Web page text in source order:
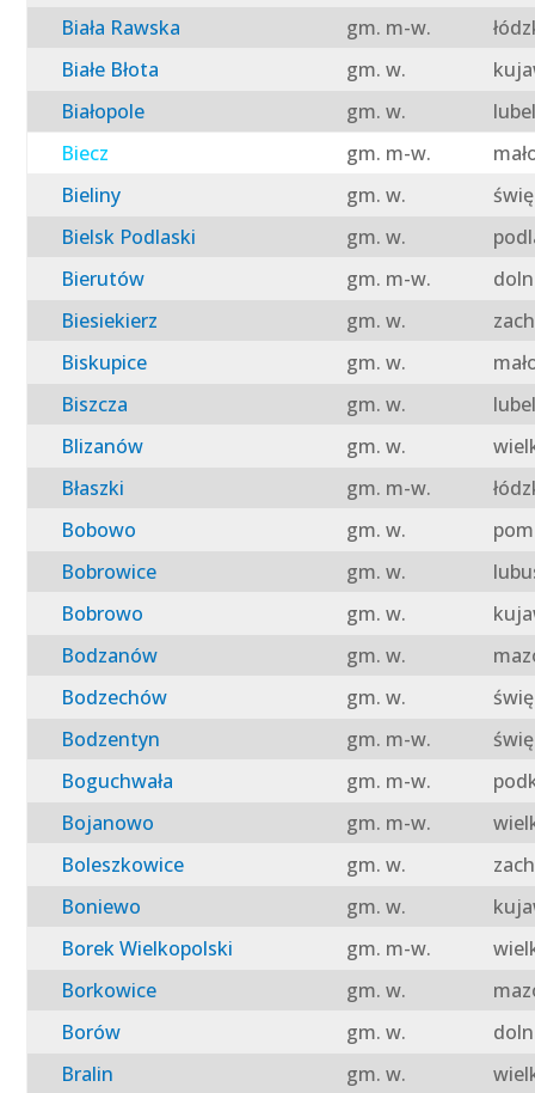
Biała Rawska
gm. m-w.
Białe Błota
gm. w.
Białopole
gm. w.
Biecz
gm. m-w.
Bieliny
gm. w.
Bielsk Podlaski
gm. w.
Bierutów
gm. m-w.
Biesiekierz
gm. w.
Biskupice
gm. w.
Biszcza
gm. w.
Blizanów
gm. w.
Błaszki
gm. m-w.
Bobowo
gm. w.
Bobrowice
gm. w.
Bobrowo
gm. w.
Bodzanów
gm. w.
Bodzechów
gm. w.
Bodzentyn
gm. m-w.
Boguchwała
gm. m-w.
Bojanowo
gm. m-w.
Boleszkowice
gm. w.
Boniewo
gm. w.
Borek Wielkopolski
gm. m-w.
Borkowice
gm. w.
Borów
gm. w.
Bralin
gm. w.